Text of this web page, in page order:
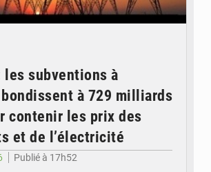
les subventions à
bondissent à 729 milliards
contenir les prix des
et de l’électricité
Publié à 17h52